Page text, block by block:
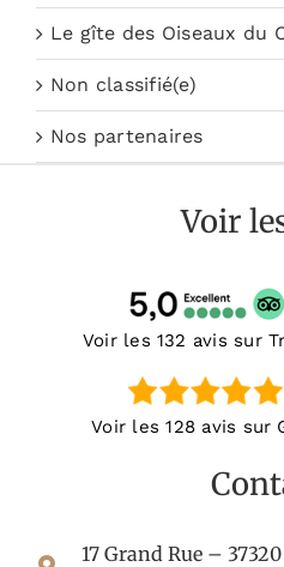
Le gîte des Oiseaux du
Non classifié(e)
Nos partenaires
Voir
Voir les 132 avis sur
Voir les 128 avis sur
17 Grand Rue –